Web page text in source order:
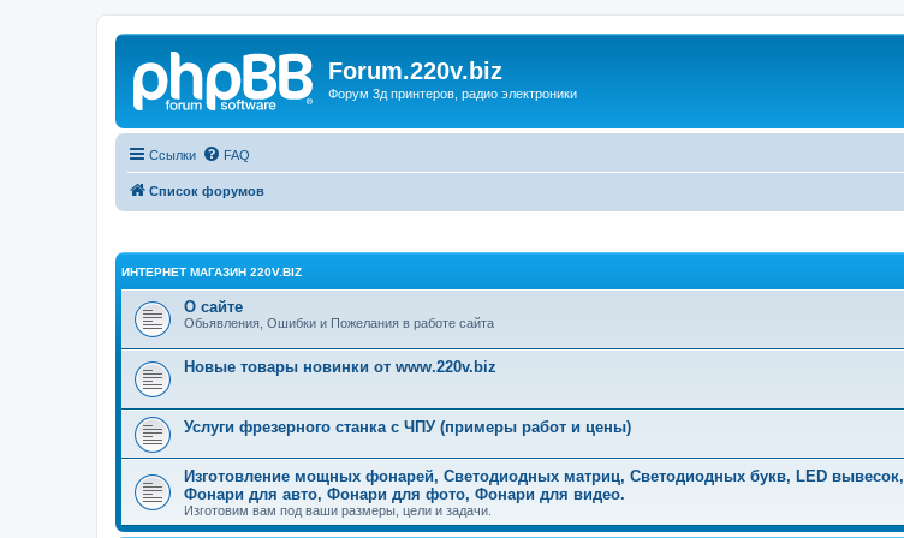
Forum.220v.biz
Форум 3д принтеров, радио электроники
Ссылки FAQ
Список форумов
ИНТЕРНЕТ МАГАЗИН 220V.BIZ
О сайте
Обьявления, Ошибки и Пожелания в работе сайта
Новые товары новинки от www.220v.biz
Услуги фрезерного станка с ЧПУ (примеры работ и цены)
Изготовление мощных фонарей, Светодиодных матриц, Светодиодных букв, LED вывесок,
Фонари для авто, Фонари для фото, Фонари для видео.
Изготовим вам под ваши размеры, цели и задачи.